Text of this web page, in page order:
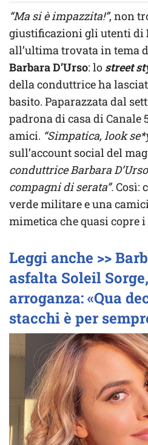
“Ma si è impazzita!”, non
giustificazioni gli utenti di
all’ultima trovata in tema
Barbara D’Urso: lo street
della conduttrice ha
basito. Paparazzata dal
padrona di casa di Canale
amici. “Simpatica, look
sull’account social del
conduttrice Barbara
compagni di serata”.Così:
verde militare e una
mimetica che quasi copre
Leggi anche >>
asfalta Soleil
arroganza: «Qua
stacchi è per